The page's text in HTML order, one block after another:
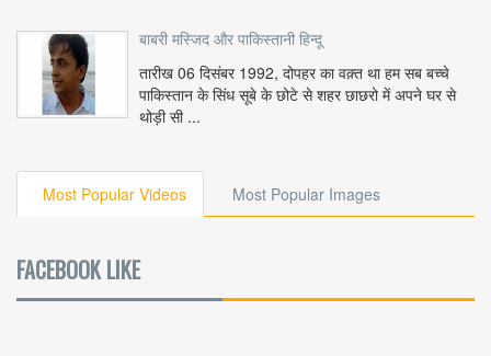
बाबरी मस्जिद और पाकिस्तानी हिन्दू
तारीख 06 दिसंबर 1992, दोपहर का वक़्त था हम सब बच्चे
पाकिस्तान के सिंध सूबे के छोटे से शहर छाछरो में अपने घर से
थोड़ी सी ...
Most Popular Videos Most Popular Images
FACEBOOK LIKE